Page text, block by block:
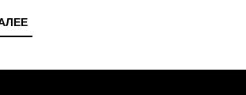
ЧИТАТЬ
ДАЛЕЕ